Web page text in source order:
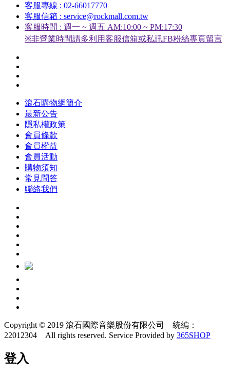
客服專線 : 02-66017770
客服信箱 : service@rockmall.com.tw
客服時間 : 週一 ~ 週五 AM:10:00 ~ PM:17:30
※非營業時間請多利用客服信箱或私訊FB粉絲專頁留言
滾石購物網簡介
最新公告
隱私權政策
會員條款
會員權益
會員活動
購物須知
常見問答
聯絡我們
Copyright © 2019 滾石國際音樂股份有限公司 統編：
22012304 All rights reserved. Service Provided by 365SHOP
登入